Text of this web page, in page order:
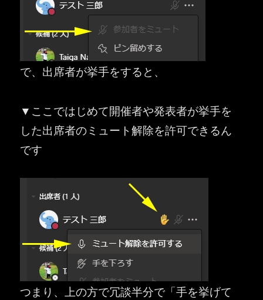
で、出席者が挙手をすると、
▼ここではじめて開催者や発表者が挙手を
した出席者のミュート解除を許可できるん
です
つまり、上の方で冗談半分で「手を挙げて